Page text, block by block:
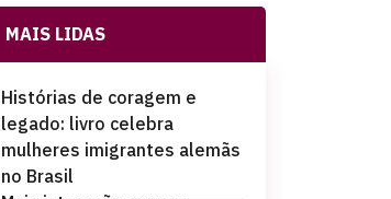
MAIS LIDAS
Histórias de coragem e
legado: livro celebra
mulheres imigrantes alemãs
no Brasil